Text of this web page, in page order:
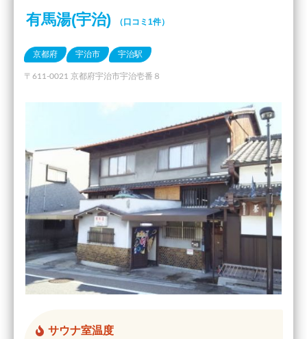
有馬湯(宇治) （口コミ1件）
京都府 宇治市 宇治駅
〒611-0021 京都府宇治市宇治壱番８
サウナ室温度